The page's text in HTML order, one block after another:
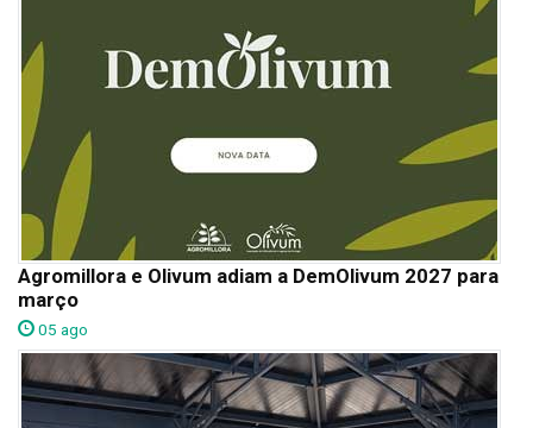
Agromillora e Olivum adiam a DemOlivum 2027 para
março
05 ago